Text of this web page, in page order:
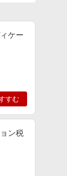
ケー
すむ
ン税